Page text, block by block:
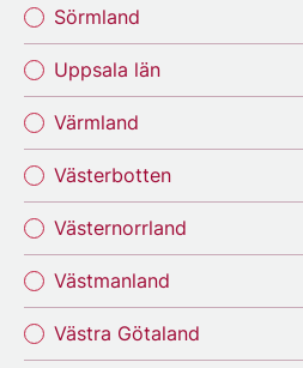
Sörmland
Uppsala län
Värmland
Västerbotten
Västernorrland
Västmanland
Västra Götaland